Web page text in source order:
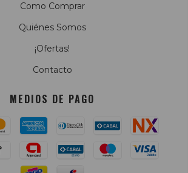
Como Comprar
Quiénes Somos
¡Ofertas!
Contacto
MEDIOS DE PAGO